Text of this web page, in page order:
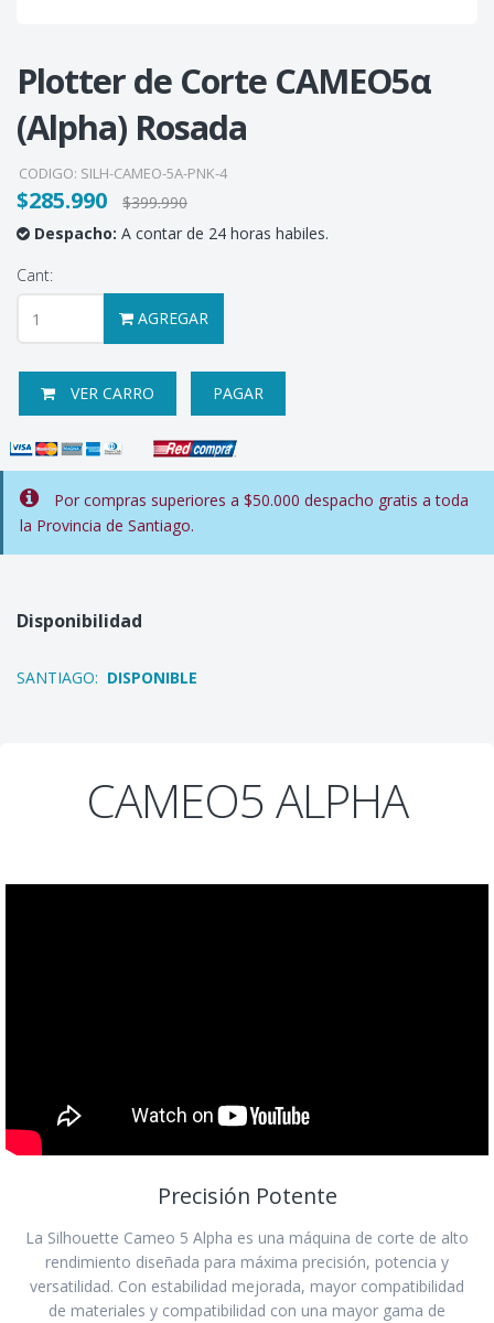
Plotter de Corte CAMEO5α
(Alpha) Rosada
CODIGO: SILH-CAMEO-5A-PNK-4
$285.990
$399.990
Despacho: A contar de 24 horas habiles.
Cant:
AGREGAR
VER CARRO PAGAR
Por compras superiores a $50.000 despacho gratis a toda
la Provincia de Santiago.
Disponibilidad
SANTIAGO: DISPONIBLE
CAMEO5 ALPHA
Precisión Potente
La Silhouette Cameo 5 Alpha es una máquina de corte de alto
rendimiento diseñada para máxima precisión, potencia y
versatilidad. Con estabilidad mejorada, mayor compatibilidad
de materiales y compatibilidad con una mayor gama de